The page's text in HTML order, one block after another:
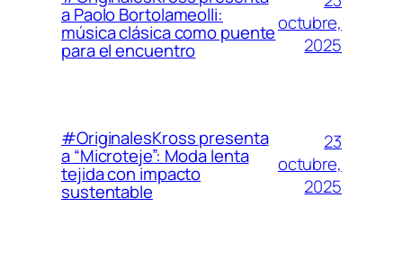
a Paolo Bortolameolli:
música clásica como puente
para el encuentro
octubre,
2025
#OriginalesKross presenta
a “Microteje”: Moda lenta
tejida con impacto
sustentable
23
octubre,
2025